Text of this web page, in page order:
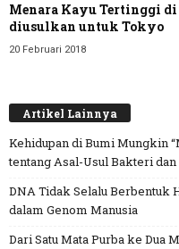
Menara Kayu Tertinggi
diusulkan untuk Tokyo
20 Februari 2018
Artikel Lainnya
Kehidupan di Bumi Mungkin
tentang Asal-Usul Bakteri
DNA Tidak Selalu Berbentuk
dalam Genom Manusia
Dari Satu Mata Purba ke Dua